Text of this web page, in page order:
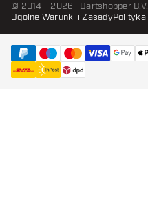
© 2014 - 2026 · Dartshopper B.V.
Ogólne Warunki i Zasady